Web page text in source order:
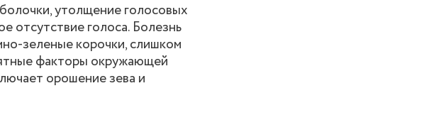
утолщение голосовых
отсутствие голоса. Болезнь
зеленые корочки, слишком
факторы окружающей
орошение зева и